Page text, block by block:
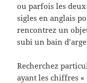
ou parfois les deux
sigles en anglais
rencontrez un
subi un bain
Recherchez
ayant les chiffres «